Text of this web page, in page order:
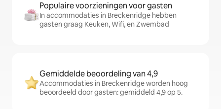
Populaire voorzieningen voor gasten
In accommodaties in Breckenridge hebben
gasten graag Keuken, Wifi, en Zwembad
Gemiddelde beoordeling van 4,9
Accommodaties in Breckenridge worden hoog
beoordeeld door gasten: gemiddeld 4,9 op 5.